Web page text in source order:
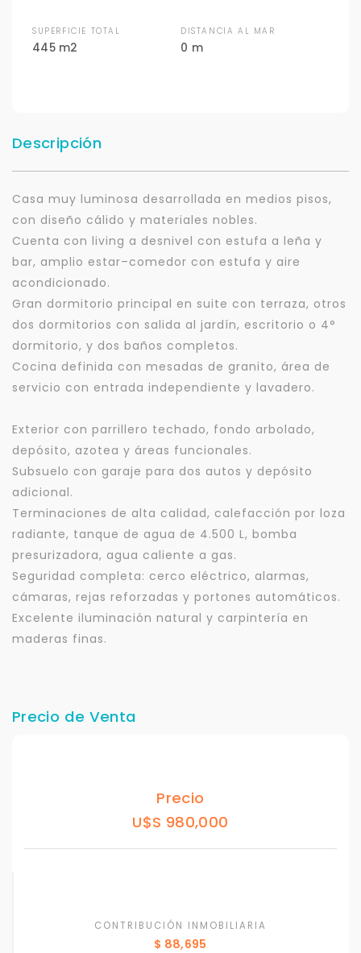
SUPERFICIE TOTAL
445 m2
DISTANCIA AL MAR
0 m
Descripción
Casa muy luminosa desarrollada en medios pisos,
con diseño cálido y materiales nobles.
Cuenta con living a desnivel con estufa a leña y
bar, amplio estar–comedor con estufa y aire
acondicionado.
Gran dormitorio principal en suite con terraza, otros
dos dormitorios con salida al jardín, escritorio o 4°
dormitorio, y dos baños completos.
Cocina definida con mesadas de granito, área de
servicio con entrada independiente y lavadero.
Exterior con parrillero techado, fondo arbolado,
depósito, azotea y áreas funcionales.
Subsuelo con garaje para dos autos y depósito
adicional.
Terminaciones de alta calidad, calefacción por loza
radiante, tanque de agua de 4.500 L, bomba
presurizadora, agua caliente a gas.
Seguridad completa: cerco eléctrico, alarmas,
cámaras, rejas reforzadas y portones automáticos.
Excelente iluminación natural y carpintería en
maderas finas.
Precio de Venta
Precio
U$S 980,000
CONTRIBUCIÓN INMOBILIARIA
$ 88,695